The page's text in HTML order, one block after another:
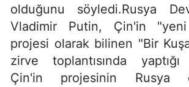
olduğunu söyledi.Rusya
Vladimir Putin, Çin'in
projesi olarak bilinen "Bir
zirve toplantısında yaptığı
Çin'in projesinin Rusya